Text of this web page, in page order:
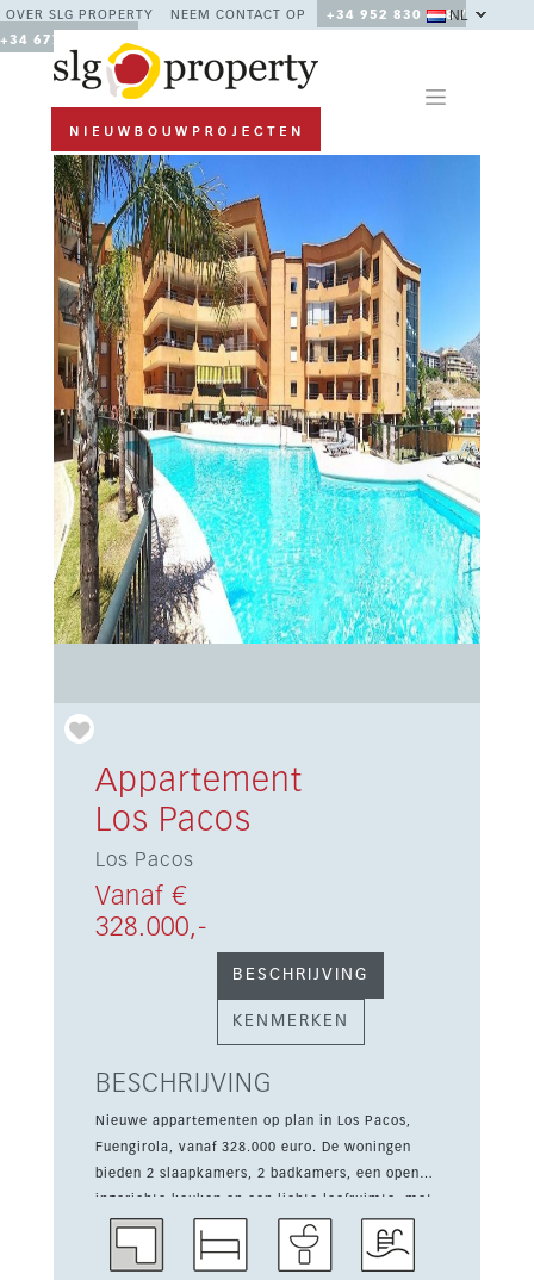
OVER SLG PROPERTY NEEM CONTACT OP
+34 952 830 378 /
+34 677 670 480
NL
Previous Next
Appartement
Los Pacos
Los Pacos
Vanaf €
328.000,-
BESCHRIJVING
KENMERKEN
BESCHRIJVING
Nieuwe appartementen op plan in Los Pacos,
Fuengirola, vanaf 328.000 euro. De woningen
bieden 2 slaapkamers, 2 badkamers, een open
ingerichte keuken en een lichte leefruimte, met
een praktische indeling voor dagelijks comfort.
Dit afgesloten complex beschikt over een